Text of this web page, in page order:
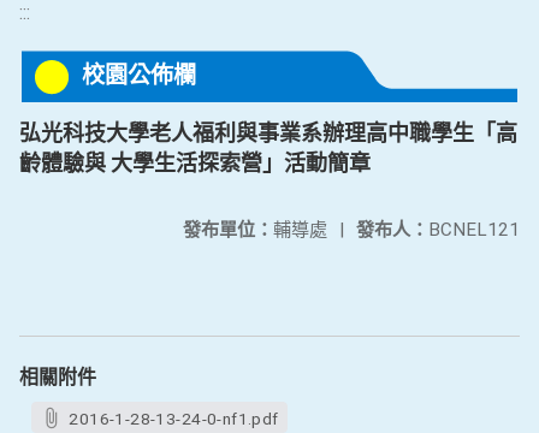
:::
校園公佈欄
弘光科技大學老人福利與事業系辦理高中職學生「高
齡體驗與 大學生活探索營」活動簡章
發布人： BCNEL121
發布單位： 輔導處 |
相關附件
2016-1-28-13-24-0-nf1.pdf